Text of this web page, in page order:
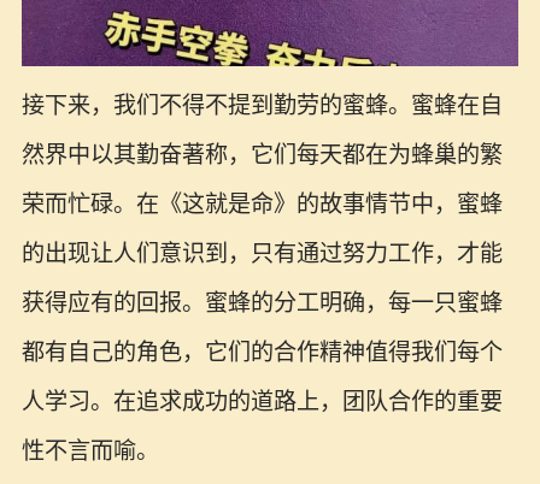
接下来，我们不得不提到勤劳的蜜蜂。蜜蜂在自
然界中以其勤奋著称，它们每天都在为蜂巢的繁
荣而忙碌。在《这就是命》的故事情节中，蜜蜂
的出现让人们意识到，只有通过努力工作，才能
获得应有的回报。蜜蜂的分工明确，每一只蜜蜂
都有自己的角色，它们的合作精神值得我们每个
人学习。在追求成功的道路上，团队合作的重要
性不言而喻。